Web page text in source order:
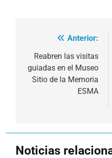
Navegación
de
entradas
Anterior:
Reabren las visitas
guiadas en el Museo
Sitio de la Memoria
ESMA
Noticias